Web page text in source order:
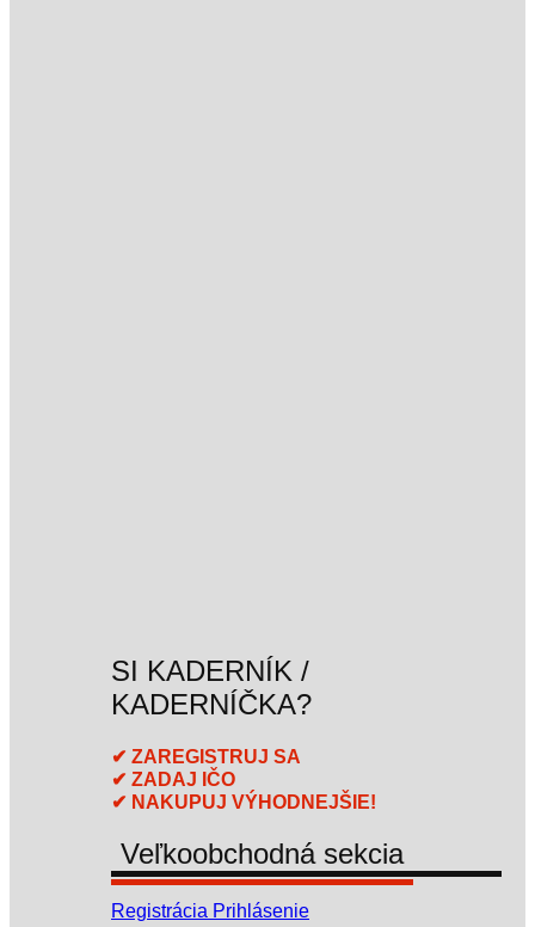
SI KADERNÍK /
KADERNÍČKA?
✔ ZAREGISTRUJ SA
✔ ZADAJ IČO
✔ NAKUPUJ VÝHODNEJŠIE!
Veľkoobchodná sekcia
Registrácia Prihlásenie